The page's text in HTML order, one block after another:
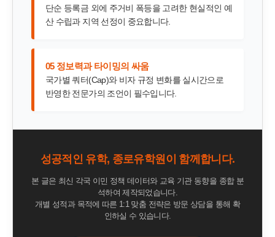
단순 등록금 외에 주거비 폭등을 고려한 현실적인 예
산 수립과 지역 선정이 중요합니다.
05 정보력과 타이밍의 싸움
국가별 쿼터(Cap)와 비자 규정 변화를 실시간으로
반영한 전문가의 조언이 필수입니다.
성공적인 유학, 종로유학원이 함께합니다.
본 글은 최신 각국 이민 정책 데이터와 교육 기관 동향을 종합 분
석하여 제작되었습니다.
개별 성적과 목적에 따른 1:1 맞춤 전략은 방문 상담을 통해 확
인하실 수 있습니다.